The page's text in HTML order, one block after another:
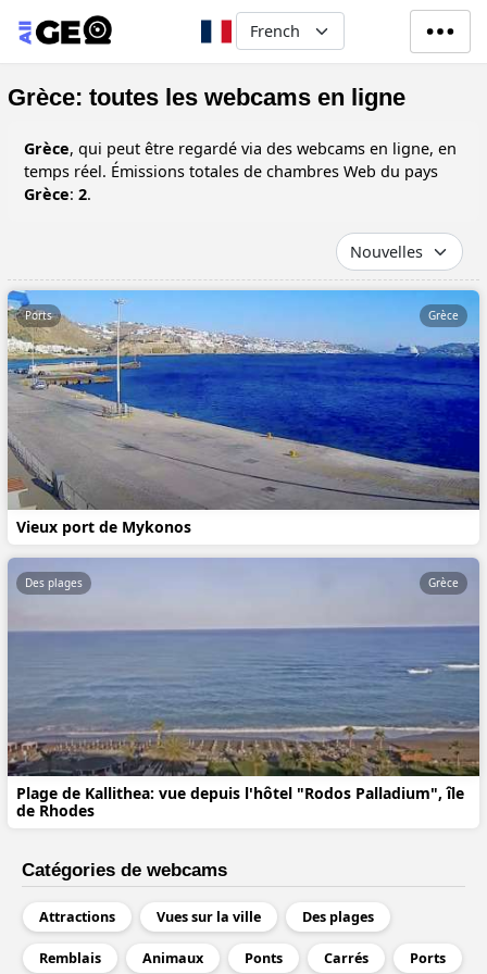
Aller au contenu principal
Select your language
Grèce: toutes les webcams en ligne
Grèce, qui peut être regardé via des webcams en ligne, en
temps réel. Émissions totales de chambres Web du pays
Grèce: 2.
Vieux port de Mykonos
Ports Grèce
Plage de Kallithea: vue depuis l'hôtel "Rodos Palladium", île
de Rhodes
Des plages Grèce
Catégories de webcams
Attractions Vues sur la ville Des plages
Remblais Animaux Ponts Carrés Ports